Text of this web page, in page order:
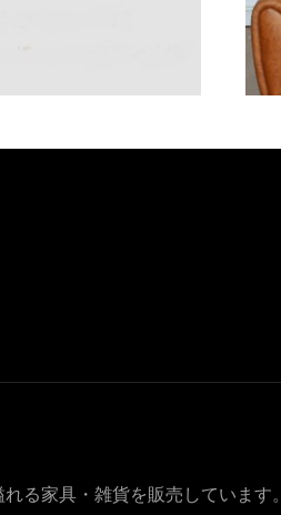
る家具・雑貨を販売しています。